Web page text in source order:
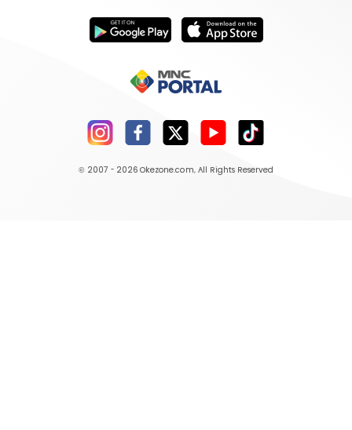
© 2007 - 2026 Okezone.com, All Rights Reserved